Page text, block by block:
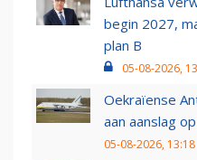
begin 2027,
plan B
05-08-2026,
Oekraïense
aan aanslag
05-08-2026, 13:18